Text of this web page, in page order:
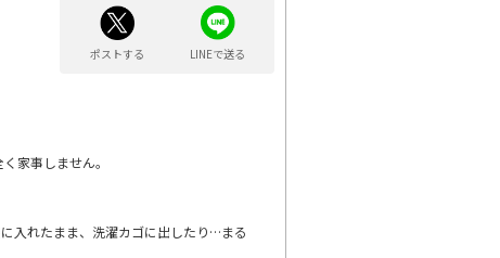
ポストする LINEで送る
家事しません。
入れたまま、洗濯カゴに出したり…まる